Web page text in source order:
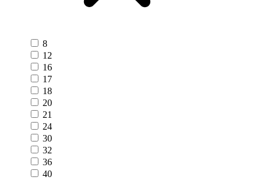
8
12
16
17
18
20
21
24
30
32
36
40